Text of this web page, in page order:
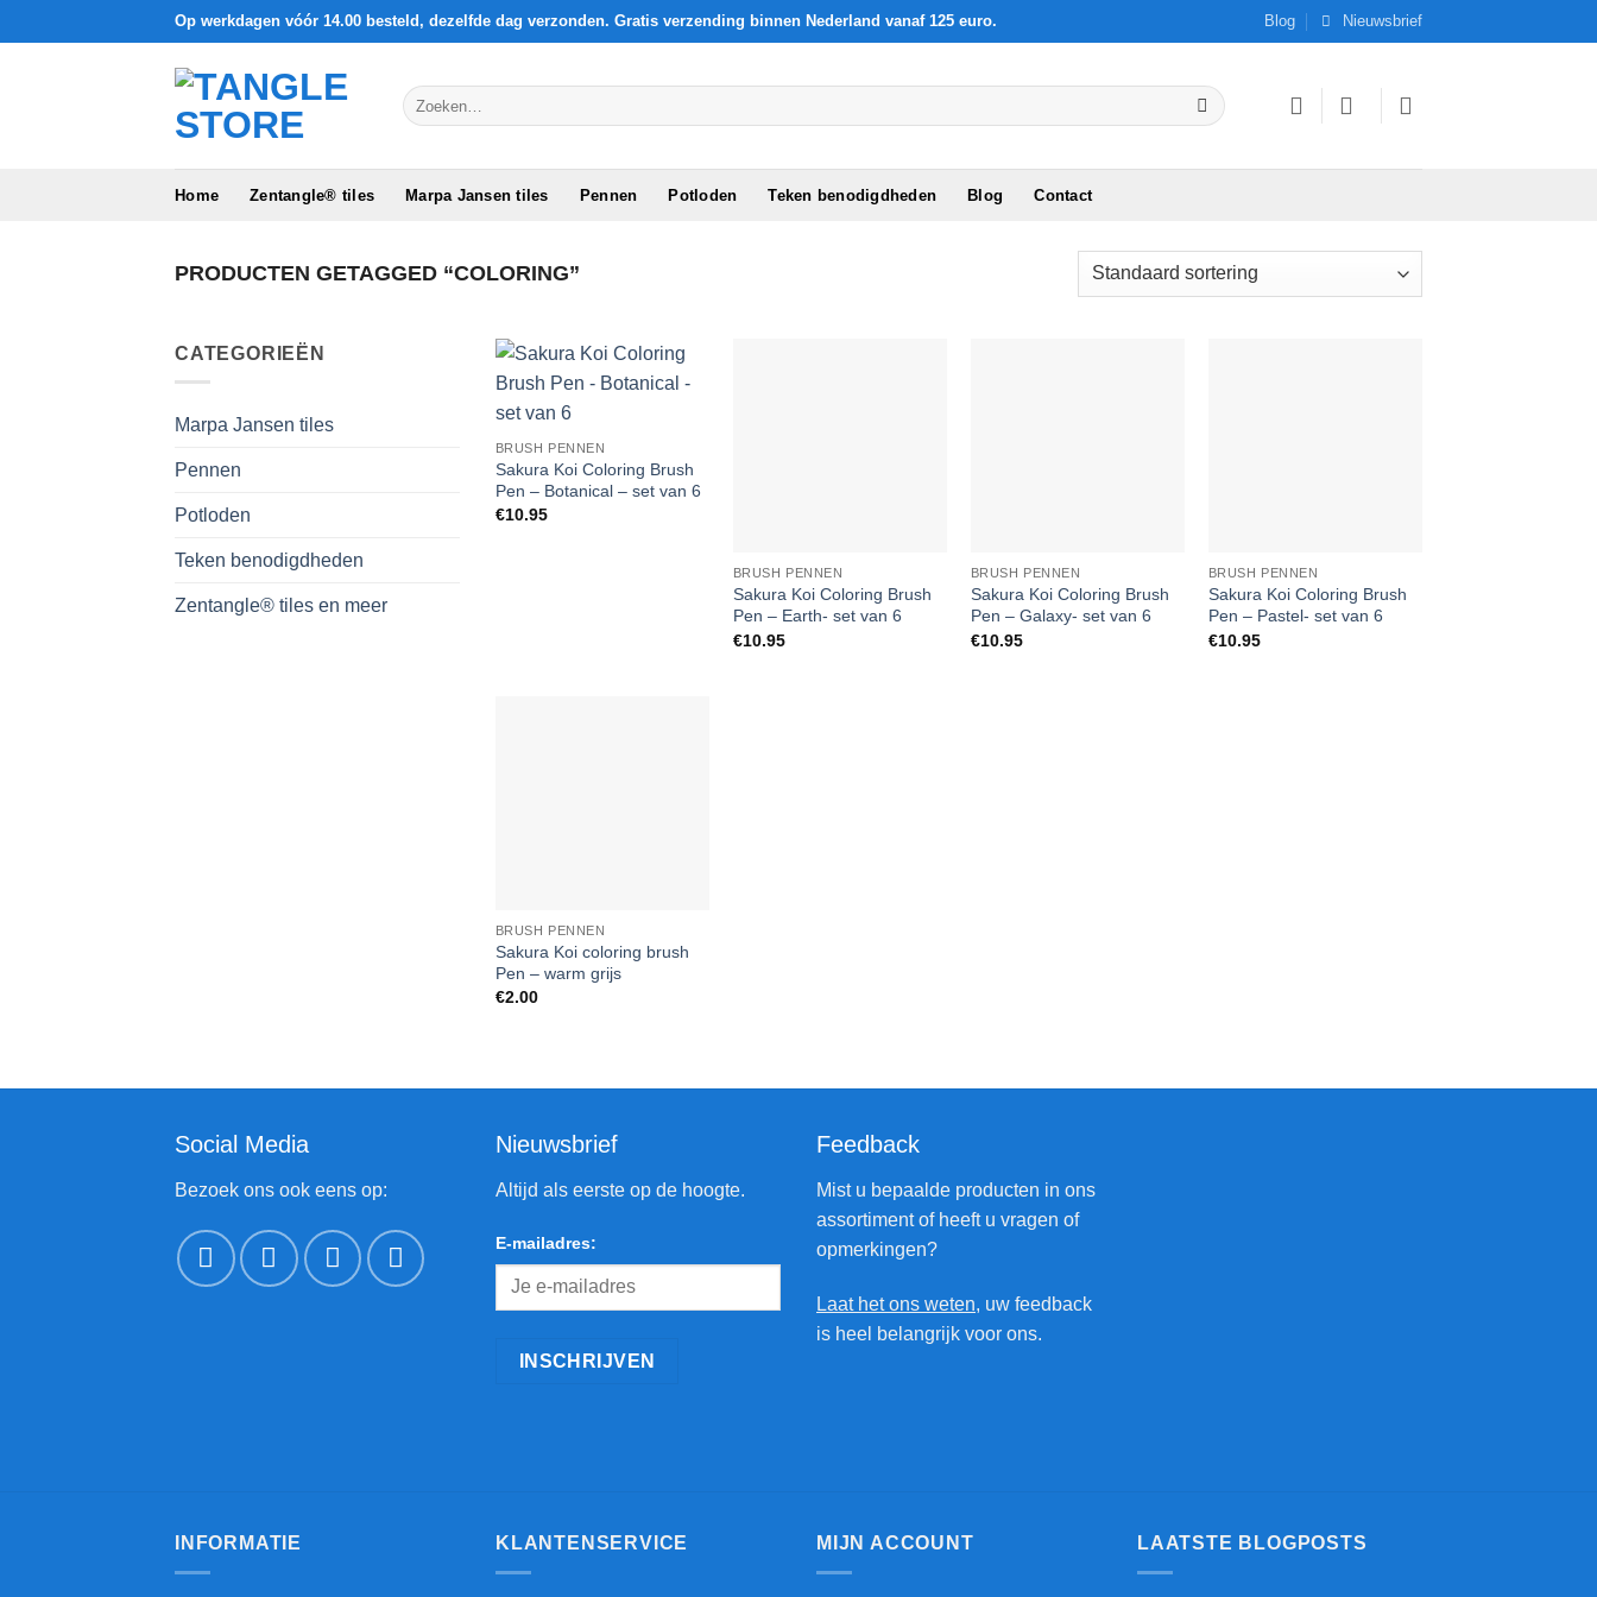
naar
Op werkdagen vóór 14.00 besteld, dezelfde dag verzonden. Gratis verzending binnen Nederland vanaf 125 euro. Blog Nieuwsbrief
Zoeken
naar:
Home Zentangle® tiles Marpa Jansen tiles Pennen Potloden Teken benodigdheden Blog Contact
PRODUCTEN GETAGGED “COLORING”
CATEGORIEËN
Marpa Jansen tiles
Pennen
Potloden
Teken benodigdheden
Zentangle® tiles en meer
BRUSH PENNEN
Sakura Koi Coloring Brush
Pen – Botanical – set van 6
€10.95
BRUSH PENNEN
Sakura Koi Coloring Brush
Pen – Earth- set van 6
€10.95
BRUSH PENNEN
Sakura Koi Coloring Brush
Pen – Galaxy- set van 6
€10.95
BRUSH PENNEN
Sakura Koi Coloring Brush
Pen – Pastel- set van 6
€10.95
BRUSH PENNEN
Sakura Koi coloring brush
Pen – warm grijs
€2.00
Social Media
Bezoek ons ook eens op:
Nieuwsbrief
Altijd als eerste op de hoogte.
E-mailadres:
Feedback
Mist u bepaalde producten in ons
assortiment of heeft u vragen of
opmerkingen?
Laat het ons weten, uw feedback
is heel belangrijk voor ons.
INFORMATIE KLANTENSERVICE MIJN ACCOUNT LAATSTE BLOGPOSTS